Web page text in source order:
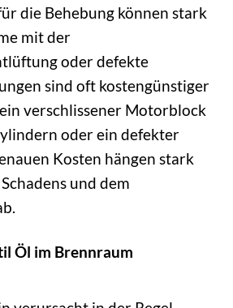
die Behebung können stark
mit der
oder defekte
sind oft kostengünstiger
verschlissener Motorblock
oder ein defekter
Kosten hängen stark
und dem
Öl im Brennraum